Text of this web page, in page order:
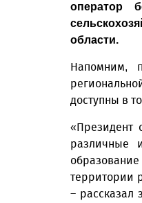
оператор
области.
Напомним,
доступны в
«Президент
различные
территории
– рассказал